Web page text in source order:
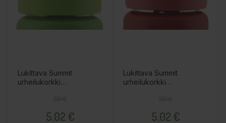
Lukittava Summit
urheilukorkki
5,02 €
Lukittava Summit
urheilukorkki
5,02 €